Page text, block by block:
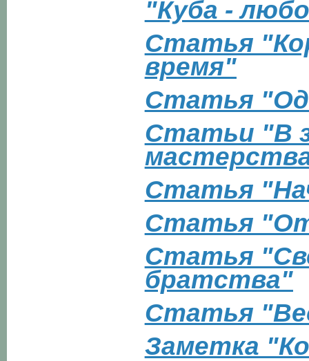
"Куба -
Статья
время"
Статья
Статьи "В
Статья
Статья
Статья
братства"
Статья
Заметка